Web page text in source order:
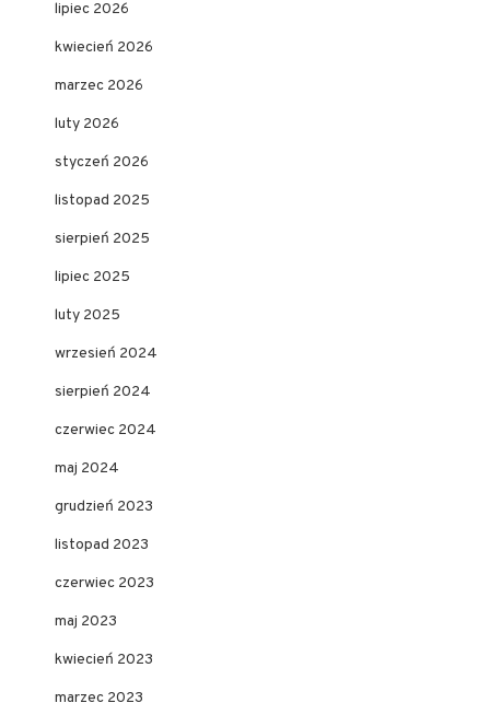
lipiec 2026
kwiecień 2026
marzec 2026
luty 2026
styczeń 2026
listopad 2025
sierpień 2025
lipiec 2025
luty 2025
wrzesień 2024
sierpień 2024
czerwiec 2024
maj 2024
grudzień 2023
listopad 2023
czerwiec 2023
maj 2023
kwiecień 2023
marzec 2023